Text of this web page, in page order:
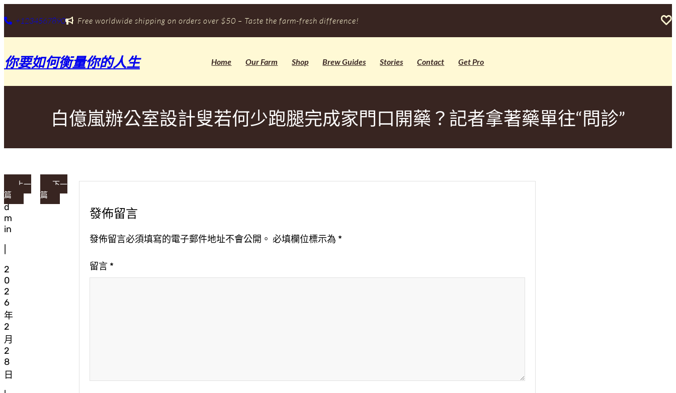
至
要
容
+1234567890 Free worldwide shipping on orders over $50 – Taste the farm-fresh difference!
你要如何衡量你的人生 Home Our Farm Shop Brew Guides Stories Contact Get Pro
白億嵐辦公室設計叟若何少跑腿完成家門口開藥？記者拿著藥單往“問診”
a
d
m
in
2
0
2
6
年
2
月
2
8
日
上一
篇
下一
篇
發佈留言
發佈留言必須填寫的電子郵件地址不會公開。 必填欄位標示為 *
留言 *